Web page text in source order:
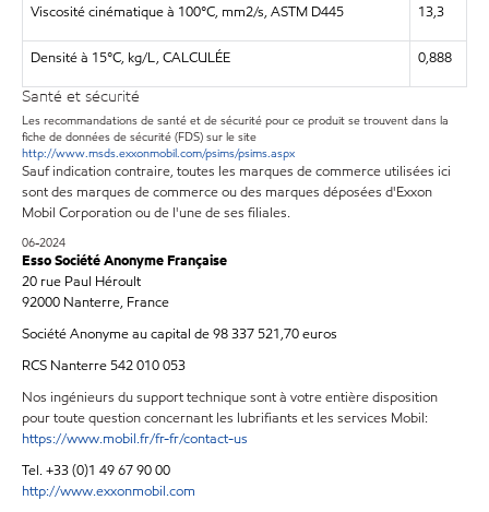
Viscosité cinématique à 100°C, mm2/s, ASTM D445 13,3
Densité à 15°C, kg/L, CALCULÉE 0,888
Santé et sécurité
Les recommandations de santé et de sécurité pour ce produit se trouvent dans la
fiche de données de sécurité (FDS) sur le site
http://www.msds.exxonmobil.com/psims/psims.aspx
Sauf indication contraire, toutes les marques de commerce utilisées ici
sont des marques de commerce ou des marques déposées d'Exxon
Mobil Corporation ou de l'une de ses filiales.
06-2024
Esso Société Anonyme Française
20 rue Paul Héroult
92000 Nanterre, France
Société Anonyme au capital de 98 337 521,70 euros
RCS Nanterre 542 010 053
Nos ingénieurs du support technique sont à votre entière disposition
pour toute question concernant les lubrifiants et les services Mobil:
https://www.mobil.fr/fr-fr/contact-us
Tel. +33 (0)1 49 67 90 00
http://www.exxonmobil.com